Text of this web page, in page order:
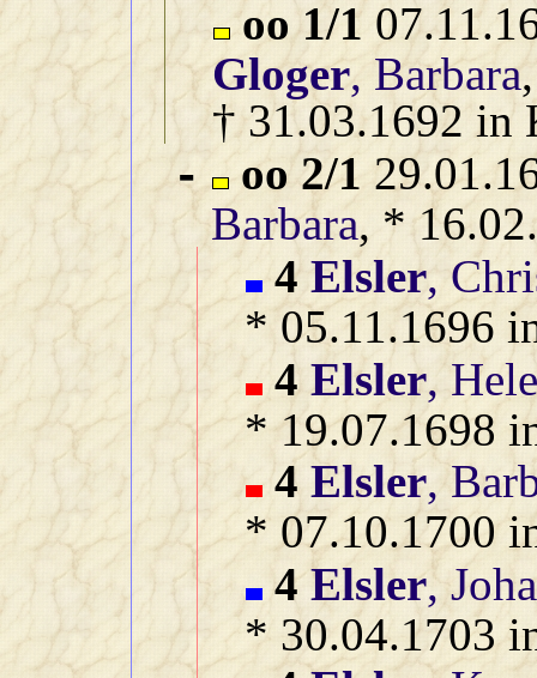
oo 1/1
Gloger, Barbara
† 31.03.1692 in
- oo 2/1
Barbara, *
4 Elsler,
* 05.11.1696
4 Elsler,
* 19.07.1698
4 Elsler,
* 07.10.1700
4 Elsler,
* 30.04.1703